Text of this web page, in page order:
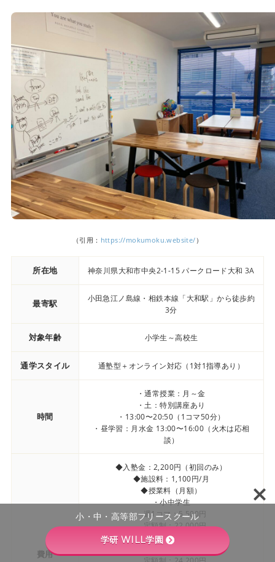
（引用： https://mokumoku.website/ ）
所在地 神奈川県大和市中央2-1-15 パークロード大和 3A
最寄駅
小田急江ノ島線・相鉄本線「大和駅」から徒歩約
3分
対象年齢 小学生～高校生
通学スタイル 通塾型＋オンライン対応（1対1指導あり）
時間
・通常授業：月～金
・土：特別講座あり
・13:00〜20:50（1コマ50分）
・昼学習：月水金 13:00〜16:00（火木は応相
談）
費用
◆入塾金：2,200円（初回のみ）
◆施設料：1,100円/月
◆授業料（月額）
・小中学生
週1コマ：5,500円
定額制：22,000円
・高校生
小・中・高等部フリースクール
学研 WILL学園